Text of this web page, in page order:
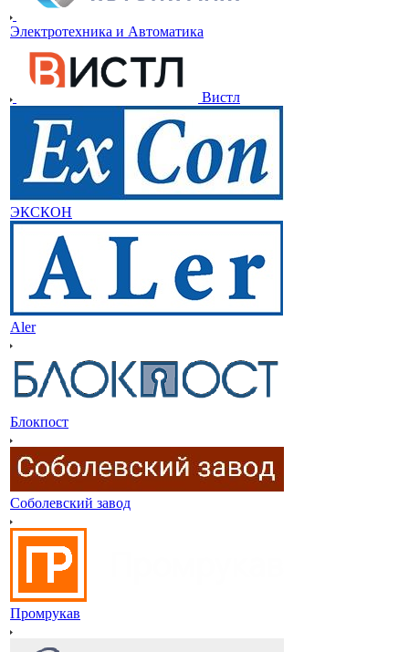
Электротехника и Автоматика
Вистл
ЭКСКОН
Aler
Блокпост
Соболевский завод
Промрукав